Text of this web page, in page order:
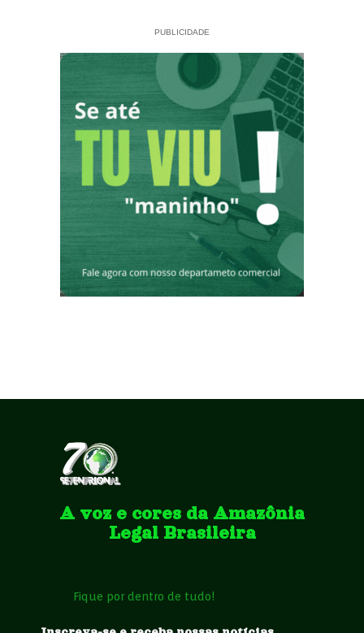
PUBLICIDADE
A voz e cores da Amazônia
Legal Brasileira
Fique por dentro de tudo!